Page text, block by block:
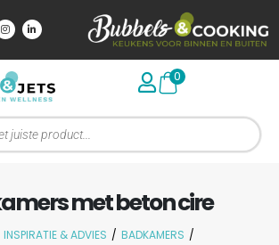
0
met beton cire
INSPIRATIE & ADVIES / BADKAMERS /